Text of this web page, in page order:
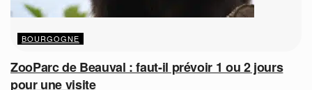
BOURGOGNE
ZooParc de Beauval : faut-il prévoir 1 ou 2 jours
pour une visite